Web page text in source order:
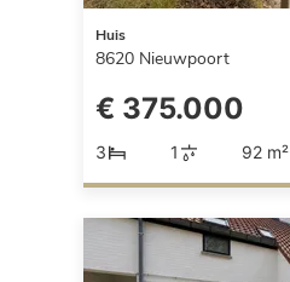
Huis
8620 Nieuwpoort
€ 375.000
3 1 92 m²